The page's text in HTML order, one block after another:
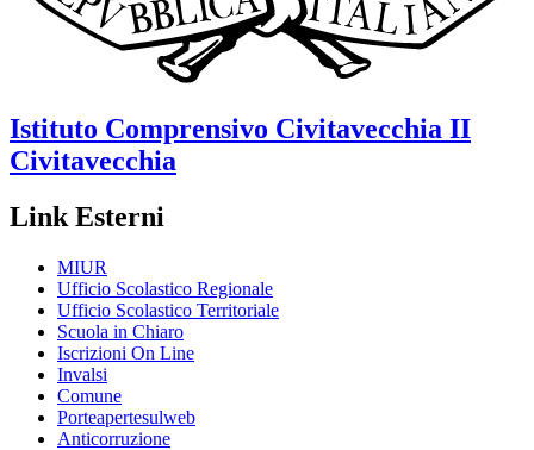
Istituto Comprensivo Civitavecchia II
Civitavecchia
Link Esterni
MIUR
Ufficio Scolastico Regionale
Ufficio Scolastico Territoriale
Scuola in Chiaro
Iscrizioni On Line
Invalsi
Comune
Porteapertesulweb
Anticorruzione